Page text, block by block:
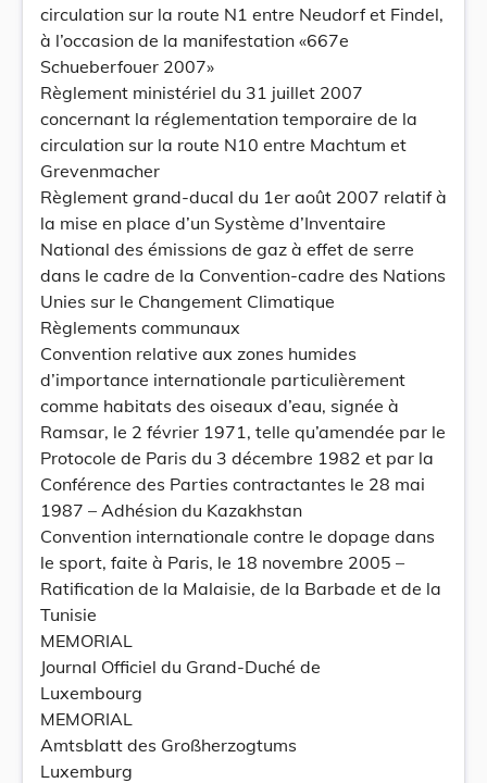
circulation sur la route N1 entre Neudorf et Findel,
à l’occasion de la manifestation «667e
Schueberfouer 2007»
Règlement ministériel du 31 juillet 2007
concernant la réglementation temporaire de la
circulation sur la route N10 entre Machtum et
Grevenmacher
Règlement grand-ducal du 1er août 2007 relatif à
la mise en place d’un Système d’Inventaire
National des émissions de gaz à effet de serre
dans le cadre de la Convention-cadre des Nations
Unies sur le Changement Climatique
Règlements communaux
Convention relative aux zones humides
d’importance internationale particulièrement
comme habitats des oiseaux d’eau, signée à
Ramsar, le 2 février 1971, telle qu’amendée par le
Protocole de Paris du 3 décembre 1982 et par la
Conférence des Parties contractantes le 28 mai
1987 – Adhésion du Kazakhstan
Convention internationale contre le dopage dans
le sport, faite à Paris, le 18 novembre 2005 –
Ratification de la Malaisie, de la Barbade et de la
Tunisie
MEMORIAL
Journal Officiel du Grand-Duché de
Luxembourg
MEMORIAL
Amtsblatt des Großherzogtums
Luxemburg